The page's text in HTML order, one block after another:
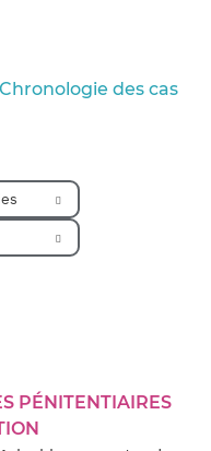
Chronologie des cas
PÉNITENTIAIRES